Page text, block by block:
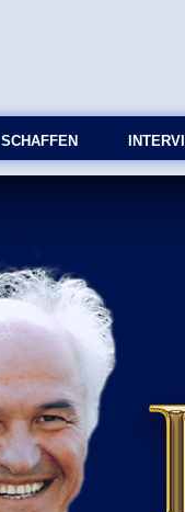
SCHAFFEN